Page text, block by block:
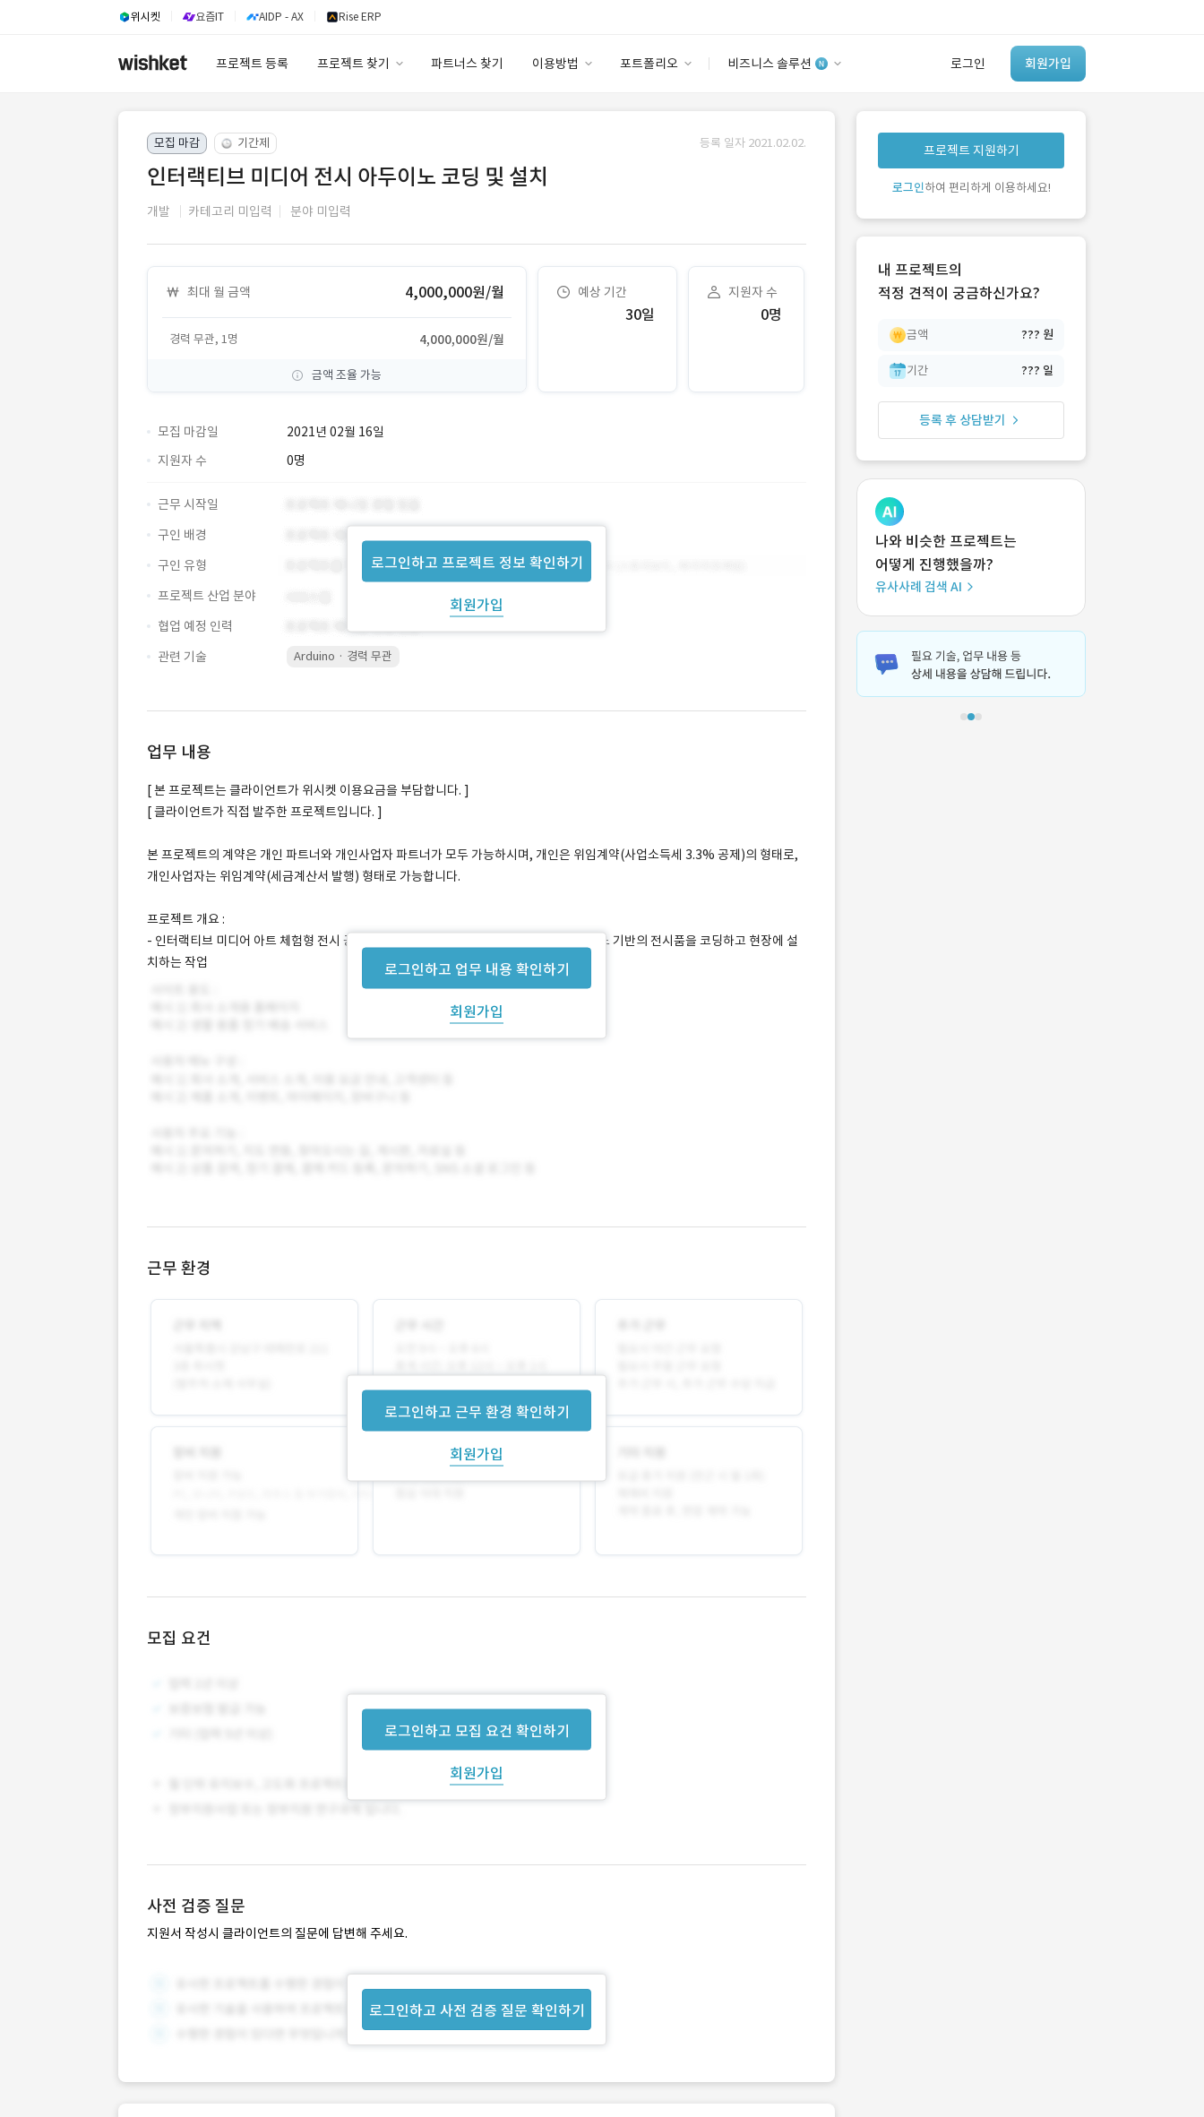
위시켓 요즘IT AIDP - AX Rise ERP
프로젝트 등록 프로젝트 찾기 파트너스 찾기 이용방법 포트폴리오 비즈니스 솔루션 로그인 회원가입
이용요금
고객센터
안심 코드 케어
유사사례 검색 AI
‘이런 거’ 만들어본
개발 회사 있어?
모집 마감 기간제 등록 일자 2021.02.02.
인터랙티브 미디어 전시 아두이노 코딩 및 설치
개발 카테고리 미입력 분야 미입력
최대 월 금액 4,000,000원/월
경력 무관, 1명 4,000,000원/월
금액 조율 가능
예상 기간
30일
지원자 수
0명
모집 마감일
2021년 02월 16일
지원자 수
0명
로그인하고 프로젝트 정보 확인하기
회원가입
근무 시작일
구인 배경
구인 유형
프로젝트 산업 분야
협업 예정 인력
관련 기술
Arduino · 경력 무관
업무 내용
로그인하고 업무 내용 확인하기
회원가입
[ 본 프로젝트는 클라이언트가 위시켓 이용요금을 부담합니다. ]
[ 클라이언트가 직접 발주한 프로젝트입니다. ]
본 프로젝트의 계약은 개인 파트너와 개인사업자 파트너가 모두 가능하시며, 개인은 위임계약(사업소득세 3.3% 공제)의 형태로,
개인사업자는 위임계약(세금계산서 발행) 형태로 가능합니다.
프로젝트 개요 :
- 인터랙티브 미디어 아트 체험형 전시 공간에 클라이언트가 제공하는 기획서대로 아두이노 기반의 전시품을 코딩하고 현장에 설
치하는 작업
근무 환경
로그인하고 근무 환경 확인하기
회원가입
모집 요건
로그인하고 모집 요건 확인하기
회원가입
사전 검증 질문
지원서 작성시 클라이언트의 질문에 답변해 주세요.
로그인하고 사전 검증 질문 확인하기
프로젝트 지원하기
로그인하여 편리하게 이용하세요!
내 프로젝트의
적정 견적이 궁금하신가요?
금액 ??? 원
기간 ??? 일
등록 후 상담받기
나와 비슷한 프로젝트는
어떻게 진행했을까?
유사사례 검색 AI